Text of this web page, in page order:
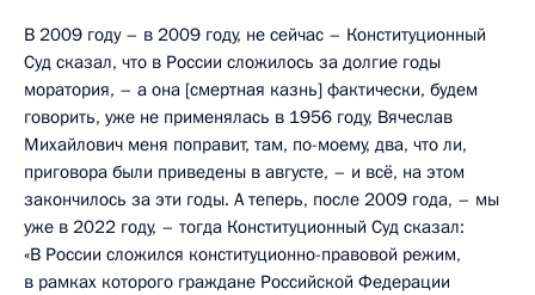
В 2009 году – в 2009 году, не сейчас – Конституционный
Суд сказал, что в России сложилось за долгие годы
моратория, – а она [смертная казнь] фактически, будем
говорить, уже не применялась в 1956 году, Вячеслав
Михайлович меня поправит, там, по-моему, два, что ли,
приговора были приведены в августе, – и всё, на этом
закончилось за эти годы. А теперь, после 2009 года, – мы
уже в 2022 году, – тогда Конституционный Суд сказал:
«В России сложился конституционно-правовой режим,
в рамках которого граждане Российской Федерации